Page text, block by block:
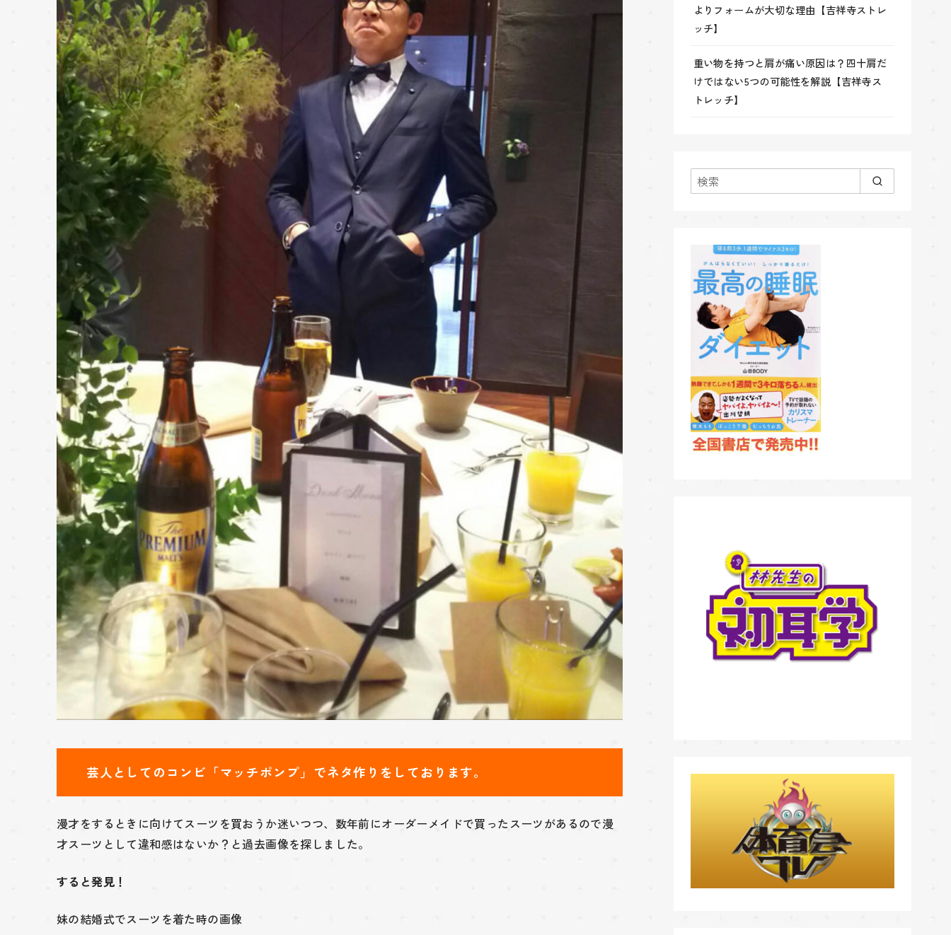
芸人としてのコンビ「マッチポンプ」でネタ作りをしております。
漫才をするときに向けてスーツを買おうか迷いつつ、数年前にオーダーメイドで買ったスーツがあるので漫
才スーツとして違和感はないか？と過去画像を探しました。
すると発見！
妹の結婚式でスーツを着た時の画像
よりフォームが大切な理由【吉祥寺ストレ
ッチ】
重い物を持つと肩が痛い原因は？四十肩だ
けではない5つの可能性を解説【吉祥寺ス
トレッチ】